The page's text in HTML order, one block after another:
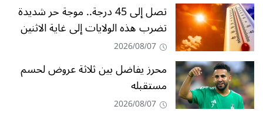
تصل إلى 45 درجة.. موجة حر شديدة
تضرب هذه الولايات إلى غاية الاثنين
2026/08/07
محرز يفاضل بين ثلاثة عروض لحسم
مستقبله
2026/08/07